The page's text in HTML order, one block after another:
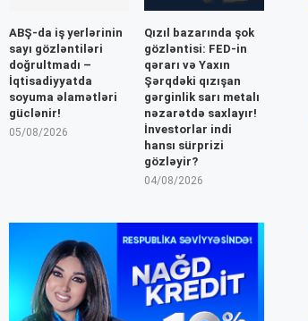
ABŞ-da iş yerlərinin
sayı gözləntiləri
doğrultmadı –
İqtisadiyyatda
soyuma əlamətləri
güclənir!
05/08/2026
Qızıl bazarında şok
gözləntisi: FED-in
qərarı və Yaxın
Şərqdəki qızışan
gərginlik sarı metalı
nəzarətdə saxlayır!
İnvestorlar indi
hansı sürprizi
gözləyir?
04/08/2026